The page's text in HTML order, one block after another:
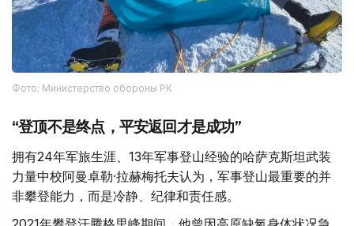
Фото: Министерство обороны РК
“登顶不是终点，平安返回才是成功”
拥有24年军旅生涯、13年军事登山经验的哈萨克斯坦武装
力量中校阿曼卓勒·拉赫梅托夫认为，军事登山最重要的并
非攀登能力，而是冷静、纪律和责任感。